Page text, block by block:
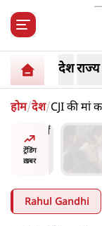
देशराज्य
होम/देश/CJI की मां
से अब
ट्रेंडिंग
ख़बर
' अंडों
सेनानी
Rahul Gandhi